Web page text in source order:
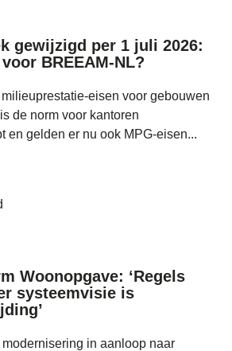
gewijzigd per 1 juli 2026:
BREEAM-NL?
eisen voor gebouwen
de norm voor kantoren
en gelden er nu ook MPG-eisen...
Woonopgave: ‘Regels
systeemvisie is
in aanloop naar